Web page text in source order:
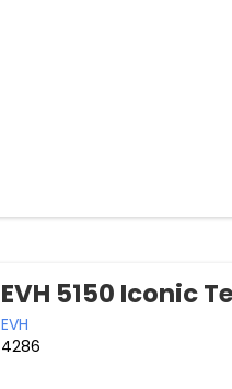
EVH 5150 Iconic
EVH
4286